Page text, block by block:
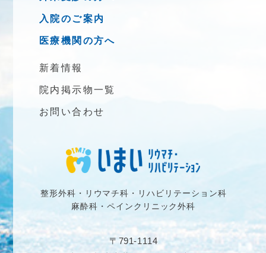
整形外科・リウマチ科・リハビリテーション科
麻酔科・ペインクリニック外科
〒791-1114
入院のご案内
医療機関の方へ
新着情報
院内掲示物一覧
お問い合わせ